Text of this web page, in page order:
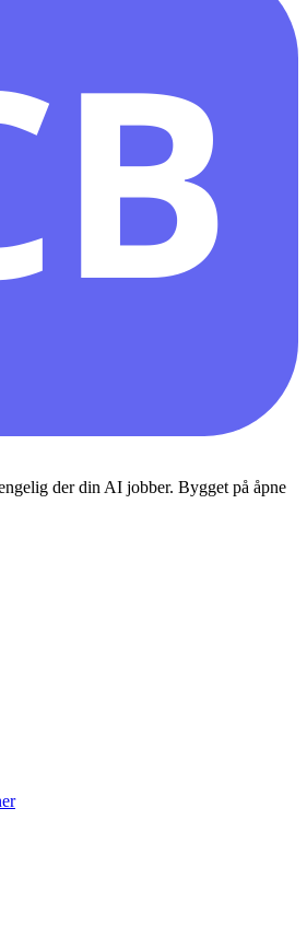
der din AI jobber. Bygget på åpne